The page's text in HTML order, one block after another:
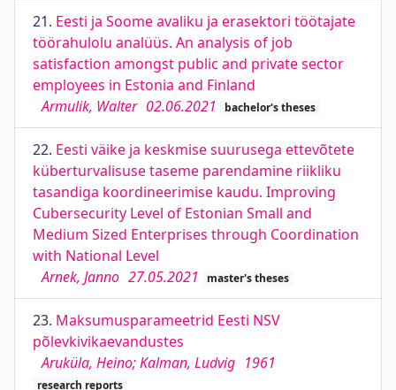
21. Eesti ja Soome avaliku ja erasektori töötajate
töörahulolu analüüs. An analysis of job
satisfaction amongst public and private sector
employees in Estonia and Finland
Armulik, Walter 02.06.2021 bachelor's theses
22. Eesti väike ja keskmise suurusega ettevõtete
küberturvalisuse taseme parendamine riikliku
tasandiga koordineerimise kaudu. Improving
Cubersecurity Level of Estonian Small and
Medium Sized Enterprises through Coordination
with National Level
Arnek, Janno 27.05.2021 master's theses
23. Maksumusparameetrid Eesti NSV
põlevkivikaevandustes
Aruküla, Heino; Kalman, Ludvig 1961
research reports